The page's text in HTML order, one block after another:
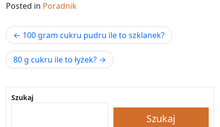
Posted in Poradnik
Nawigacja
wpisu
100 gram cukru pudru ile to szklanek?
80 g cukru ile to łyżek?
Szukaj
Szukaj